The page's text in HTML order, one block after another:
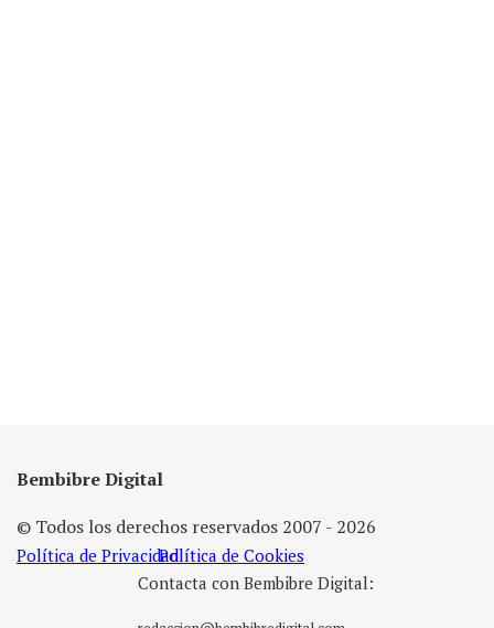
Bembibre Digital
© Todos los derechos reservados 2007 - 2026
Política de PrivacidadPolítica de Cookies
Contacta con Bembibre Digital: